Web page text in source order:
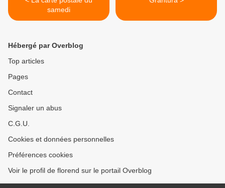
samedi
Hébergé par Overblog
Top articles
Pages
Contact
Signaler un abus
C.G.U.
Cookies et données personnelles
Préférences cookies
Voir le profil de florend sur le portail Overblog